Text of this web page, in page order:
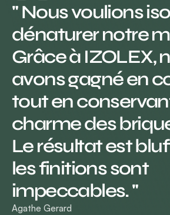
" Nous voulions
dénaturer notre
Grâce à IZOLEX,
avons gagné en
tout en
charme des
Le résultat est
les finitions sont
impeccables. "
Agathe Gerard